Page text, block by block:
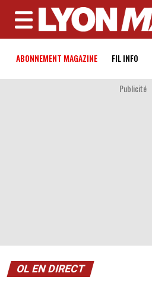
MENU
ABONNEMENT MAGAZINE FIL INFO
Publicité
OL EN DIRECT